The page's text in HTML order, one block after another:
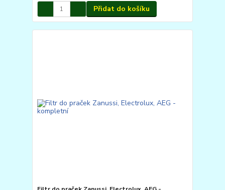
Přidat do košíku